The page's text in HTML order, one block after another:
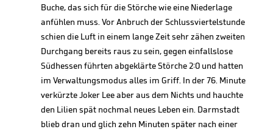
Buche, das sich für die Störche wie eine Niederlage
anfühlen muss. Vor Anbruch der Schlussviertelstunde
schien die Luft in einem lange Zeit sehr zähen zweiten
Durchgang bereits raus zu sein, gegen einfallslose
Südhessen führten abgeklärte Störche 2:0 und hatten
im Verwaltungsmodus alles im Griff. In der 76. Minute
verkürzte Joker Lee aber aus dem Nichts und hauchte
den Lilien spät nochmal neues Leben ein. Darmstadt
blieb dran und glich zehn Minuten später nach einer